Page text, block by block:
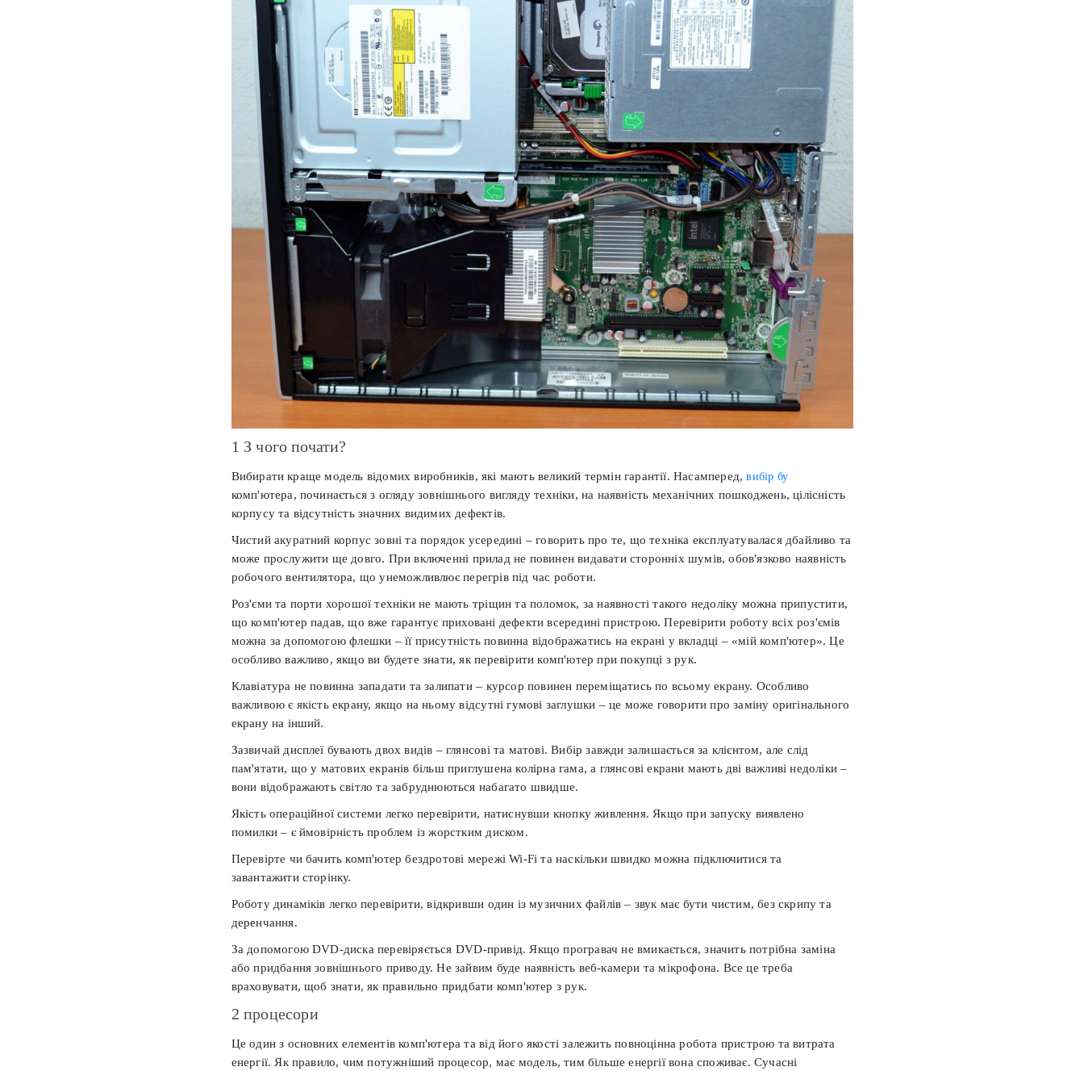
1 З чого почати?
Вибирати краще модель відомих виробників, які мають великий термін гарантії. Насамперед,вибір бу
комп'ютера, починається з огляду зовнішнього вигляду техніки, на наявність механічних пошкоджень, цілісність
корпусу та відсутність значних видимих дефектів.
Чистий акуратний корпус зовні та порядок усередині – говорить про те, що техніка експлуатувалася дбайливо та
може прослужити ще довго. При включенні прилад не повинен видавати сторонніх шумів, обов'язково наявність
робочого вентилятора, що унеможливлює перегрів під час роботи.
Роз'єми та порти хорошої техніки не мають тріщин та поломок, за наявності такого недоліку можна припустити,
що комп'ютер падав, що вже гарантує приховані дефекти всередині пристрою. Перевірити роботу всіх роз'ємів
можна за допомогою флешки – її присутність повинна відображатись на екрані у вкладці – «мій комп'ютер». Це
особливо важливо, якщо ви будете знати, як перевірити комп'ютер при покупці з рук.
Клавіатура не повинна западати та залипати – курсор повинен переміщатись по всьому екрану. Особливо
важливою є якість екрану, якщо на ньому відсутні гумові заглушки – це може говорити про заміну оригінального
екрану на інший.
Зазвичай дисплеї бувають двох видів – глянсові та матові. Вибір завжди залишається за клієнтом, але слід
пам'ятати, що у матових екранів більш приглушена колірна гама, а глянсові екрани мають дві важливі недоліки –
вони відображають світло та забруднюються набагато швидше.
Якість операційної системи легко перевірити, натиснувши кнопку живлення. Якщо при запуску виявлено
помилки – є ймовірність проблем із жорстким диском.
Перевірте чи бачить комп'ютер бездротові мережі Wi-Fi та наскільки швидко можна підключитися та
завантажити сторінку.
Роботу динаміків легко перевірити, відкривши один із музичних файлів – звук має бути чистим, без скрипу та
деренчання.
За допомогою DVD-диска перевіряється DVD-привід. Якщо програвач не вмикається, значить потрібна заміна
або придбання зовнішнього приводу. Не зайвим буде наявність веб-камери та мікрофона. Все це треба
враховувати, щоб знати, як правильно придбати комп'ютер з рук.
2 процесори
Це один з основних елементів комп'ютера та від його якості залежить повноцінна робота пристрою та витрата
енергії. Як правило, чим потужніший процесор, має модель, тим більше енергії вона споживає. Сучасні